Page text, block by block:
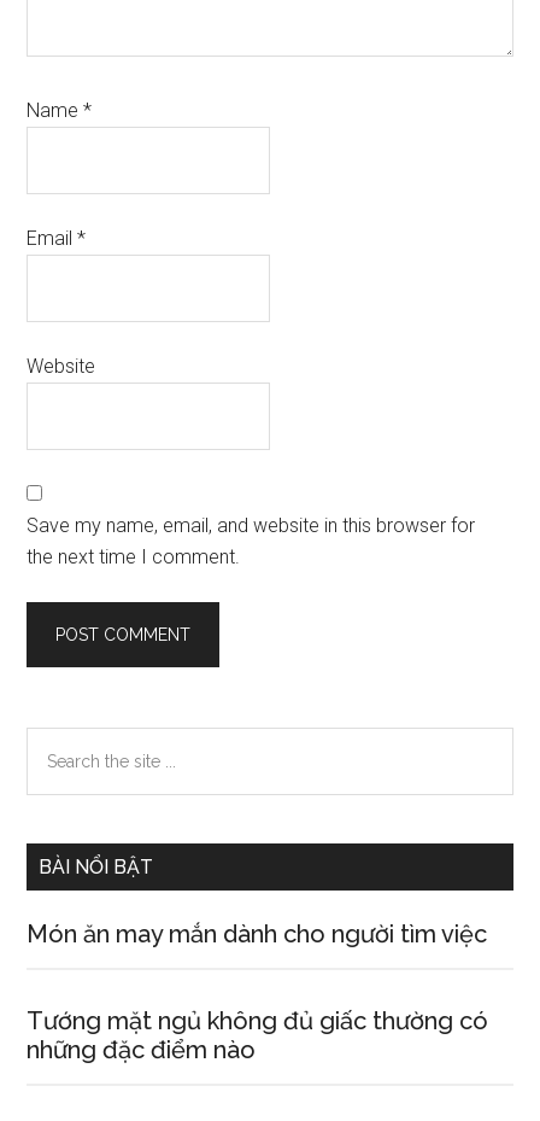
Name*
Email*
Website
Save my name, email, and website in this browser for
the next time I comment.
Primary
Sidebar
the
BÀI NỔI BẬT
Món ăn may mắn dành cho người tìm việc
Tướng mặt ngủ không đủ giấc thường có
những đặc điểm nào